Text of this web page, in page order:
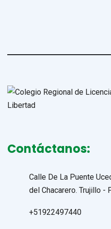
Contáctanos:
Calle De La Puente
del Chacarero. Trujillo -
+51922497440